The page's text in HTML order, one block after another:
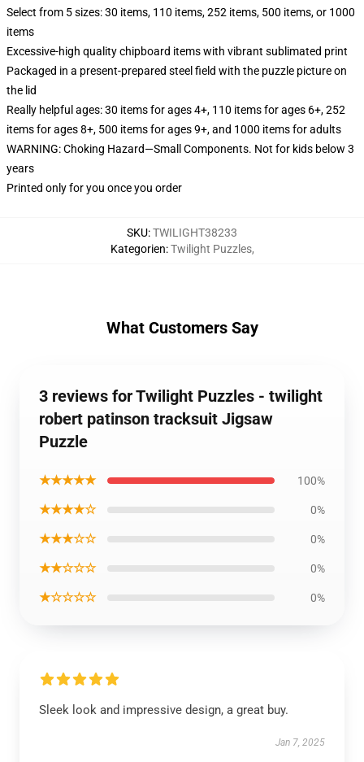
Select from 5 sizes: 30 items, 110 items, 252 items, 500 items, or 1000
items
Excessive-high quality chipboard items with vibrant sublimated print
Packaged in a present-prepared steel field with the puzzle picture on
the lid
Really helpful ages: 30 items for ages 4+, 110 items for ages 6+, 252
items for ages 8+, 500 items for ages 9+, and 1000 items for adults
WARNING: Choking Hazard—Small Components. Not for kids below 3
years
Printed only for you once you order
SKU:TWILIGHT38233
Kategorien:Twilight Puzzles,
What Customers Say
3 reviews for Twilight Puzzles - twilight
robert patinson tracksuit Jigsaw
Puzzle
★★★★★ 100%
★★★★☆ 0%
★★★☆☆ 0%
★★☆☆☆ 0%
★☆☆☆☆ 0%
Sleek look and impressive design, a great buy.
Jan 7, 2025